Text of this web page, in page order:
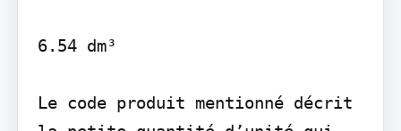
6.54 dm³
Le code produit mentionné décrit